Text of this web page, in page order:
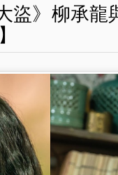
侄情深 林秀晶化身70年
盜》柳承